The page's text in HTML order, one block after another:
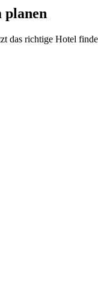
planen
das richtige Hotel